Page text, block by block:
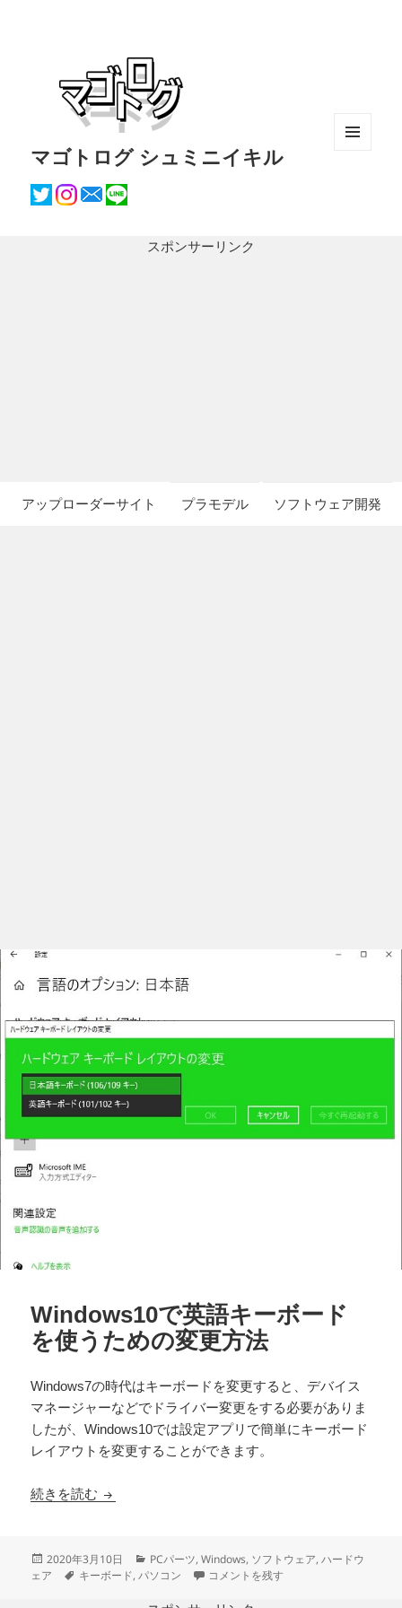
マゴトログ シュミニイキル
スポンサーリンク
アップローダーサイト プラモデル ソフトウェア開発
Windows10で英語キーボード
を使うための変更方法
Windows7の時代はキーボードを変更すると、デバイス
マネージャーなどでドライバー変更をする必要がありま
したが、Windows10では設定アプリで簡単にキーボード
レイアウトを変更することができます。
続きを読む Windows10で英語キーボードを使うための変更方
投
稿
2020年3月10日
カ
テ
PCパーツ,Windows, ソフトウェア,ハードウ
ェア
タ
キーボード,パソコン Windows10で英語キーボードを使うた
コメントを残す